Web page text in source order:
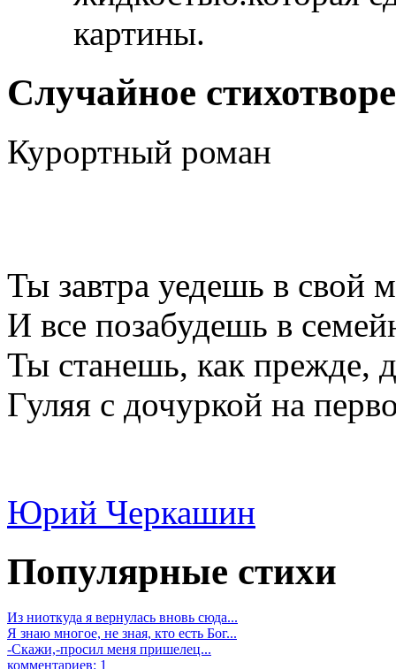
картины.
Случайное
Курортный роман
Ты завтра уедешь в свой
И все позабудешь в
Ты станешь, как прежде,
Гуляя с дочуркой на
Юрий Черкашин
Популярные стихи
Из ниоткуда я вернулась вновь сюда...
Я знаю многое, не зная, кто есть Бог...
-Скажи,-просил меня пришелец...
комментариев: 1